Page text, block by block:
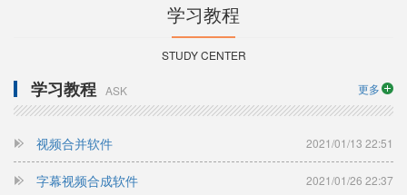
学习教程
STUDY CENTER
更多
学习教程 ASK
2021/01/13 22:51
视频合并软件
2021/01/26 22:37
字幕视频合成软件